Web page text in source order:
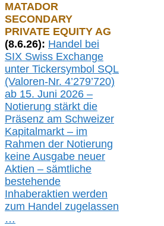
MATADOR
SECONDARY
PRIVATE EQUITY AG
(8.6.26): Handel bei
SIX Swiss Exchange
unter Tickersymbol SQL
(Valoren-Nr. 4’279’720)
ab 15. Juni 2026 –
Notierung stärkt die
Präsenz am Schweizer
Kapitalmarkt – im
Rahmen der Notierung
keine Ausgabe neuer
Aktien – sämtliche
bestehende
Inhaberaktien werden
zum Handel zugelassen
…